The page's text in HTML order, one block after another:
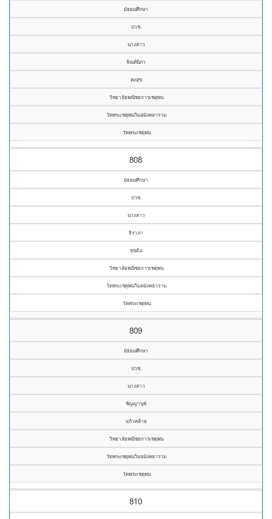
มัธยมศึกษา
ปวช.
นางสาว
จิณห์นิภา
คงสุข
วิทยาลัยพณิชยการเชตุพน
วัดพระเชตุพนวิมลมังคลาราม
วัดพระเชตุพน
808
มัธยมศึกษา
ปวช.
นางสาว
จิราภา
สุขอ้น
วิทยาลัยพณิชยการเชตุพน
วัดพระเชตุพนวิมลมังคลาราม
วัดพระเชตุพน
809
มัธยมศึกษา
ปวช.
นางสาว
ชัญญานุช
แก้วคล้าย
วิทยาลัยพณิชยการเชตุพน
วัดพระเชตุพนวิมลมังคลาราม
วัดพระเชตุพน
810